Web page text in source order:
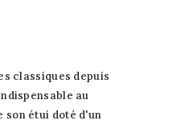
classiques depuis
au
son étui doté d'un